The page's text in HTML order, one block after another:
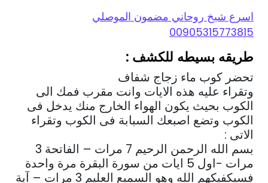
اسرع شيخ روحاني مضمون الموصلي
00905315773815
طريقه بسيطه للكشف :
تحضر كوب ماء زجاج شفاف
وتقراء عليه هذه الايات وانت مقرب فمك الى
الكوب بحيث يكون الهواء الخارج منك يدخل فى
الكوب وتضع اصبعك السبابة فى الكوب وتقراء
الاتى :
بسم الله الرحمن الرحيم 7 مرات – الفاتحة 3
مرات -اول 5 ايات من سورة البقرة مرة واحدة
فسيكفيكهم الله وهو السميع العليم 3 مرات – آية